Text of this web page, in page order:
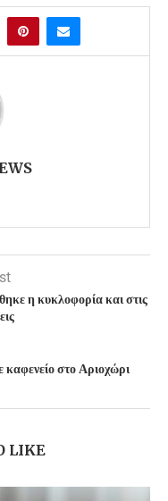
η κυκλοφορία και στις
καφενείο στο Αριοχώρι
LIKE